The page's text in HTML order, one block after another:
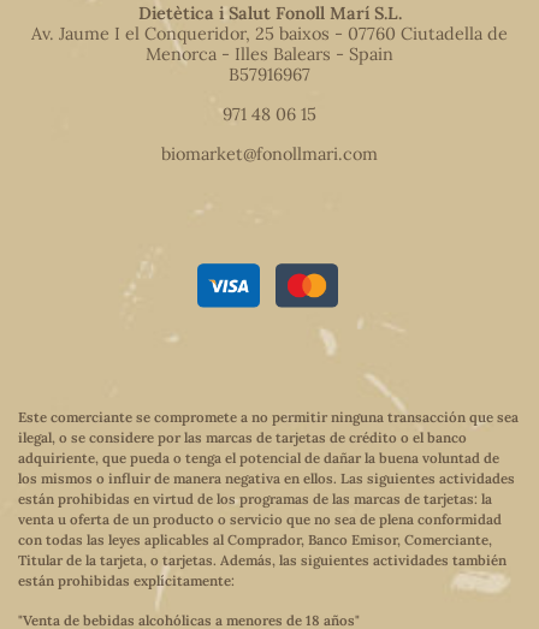
Dietètica i Salut Fonoll Marí S.L.
Av. Jaume I el Conqueridor, 25 baixos - 07760 Ciutadella de
Menorca - Illes Balears - Spain
B57916967
971 48 06 15
biomarket@fonollmari.com
Este comerciante se compromete a no permitir ninguna transacción que sea
ilegal, o se considere por las marcas de tarjetas de crédito o el banco
adquiriente, que pueda o tenga el potencial de dañar la buena voluntad de
los mismos o influir de manera negativa en ellos. Las siguientes actividades
están prohibidas en virtud de los programas de las marcas de tarjetas: la
venta u oferta de un producto o servicio que no sea de plena conformidad
con todas las leyes aplicables al Comprador, Banco Emisor, Comerciante,
Titular de la tarjeta, o tarjetas. Además, las siguientes actividades también
están prohibidas explícitamente:
"Venta de bebidas alcohólicas a menores de 18 años"